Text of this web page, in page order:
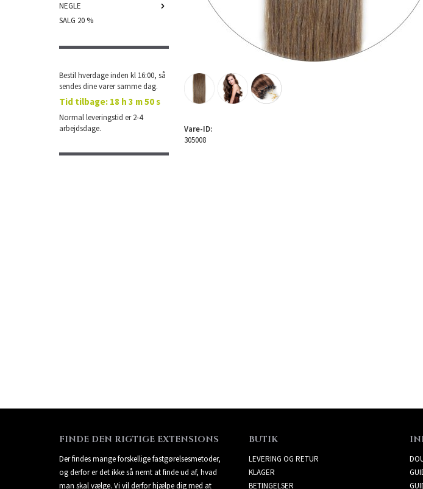
NEGLE
SALG 20 %
Bestil hverdage inden kl 16:00, så
sendes dine varer samme dag.
Tid tilbage: 18 h 3 m 49 s
Normal leveringstid er 2-4
arbejdsdage.
Vare-ID:
305008
FINDE DEN RIGTIGE EXTENSIONS
Der findes mange forskellige fastgørelsesmetoder,
og derfor er det ikke så nemt at finde ud af, hvad
man skal vælge. Vi vil derfor hjælpe dig med at
BUTIK
LEVERING OG RETUR
KLAGER
BETINGELSER